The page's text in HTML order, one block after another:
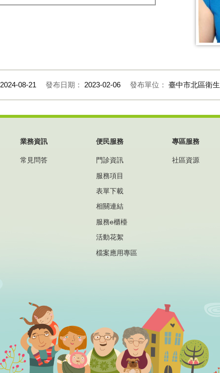
2024-08-21 發布日期： 2023-02-06 發布單位： 臺中市北區衛
業務資訊
常見問答
便民服務
門診資訊
服務項目
表單下載
相關連結
服務e櫃檯
活動花絮
檔案應用專區
專區服務
社區資源